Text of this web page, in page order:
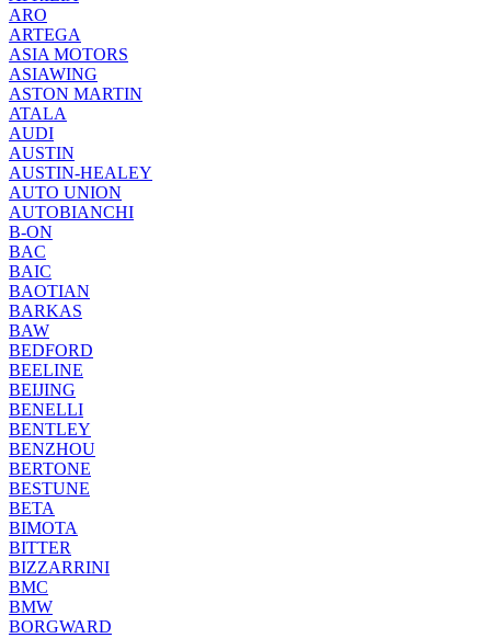
ARO
ARTEGA
ASIA MOTORS
ASIAWING
ASTON MARTIN
ATALA
AUDI
AUSTIN
AUSTIN-HEALEY
AUTO UNION
AUTOBIANCHI
B-ON
BAC
BAIC
BAOTIAN
BARKAS
BAW
BEDFORD
BEELINE
BEIJING
BENELLI
BENTLEY
BENZHOU
BERTONE
BESTUNE
BETA
BIMOTA
BITTER
BIZZARRINI
BMC
BMW
BORGWARD